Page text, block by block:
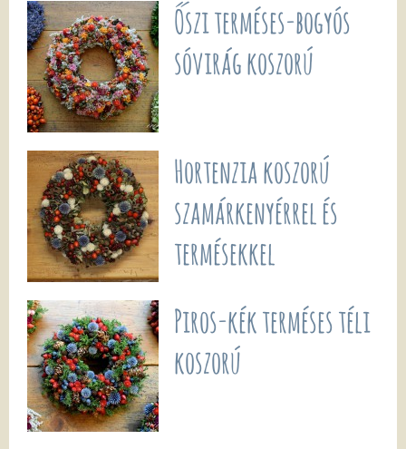
Őszi terméses-bogyós
sóvirág koszorú
Hortenzia koszorú
szamárkenyérrel és
termésekkel
Piros-kék terméses téli
koszorú